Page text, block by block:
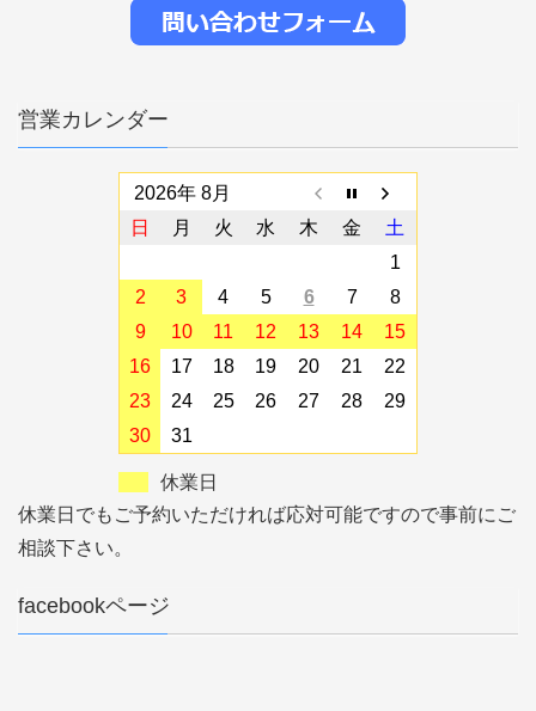
営業カレンダー
2026年 8月
日
月 火 水 木 金
土
1
2
3 4 5 6 7
8
9
10 11 12 13 14
15
16
17 18 19 20 21
22
23
24 25 26 27 28
29
30
31
休業日
休業日でもご予約いただければ応対可能ですので事前にご
相談下さい。
facebookページ